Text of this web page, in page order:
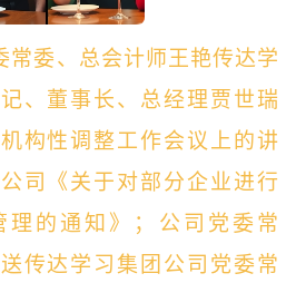
常委、总会计师王艳传达学
、董事长、总经理贾世瑞
构性调整工作会议上的讲
司《关于对部分企业进行
理的通知》；公司党委常
传达学习集团公司党委常